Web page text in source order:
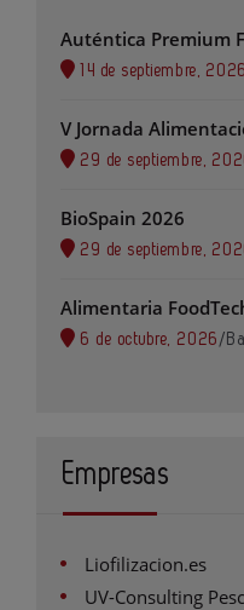
Auténtica Premium
14 de septiembre, 2026
V Jornada
29 de septiembre,
BioSpain 2026
29 de septiembre,
Alimentaria
6 de octubre, 2026 /
Empresas
Liofilizacion.es
UV-Consulting